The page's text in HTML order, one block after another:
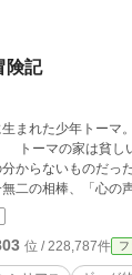
険記
まれた少年トーマ
トーマの家は貧し
分からないものだ
二の相棒、「心の
位 / 228,787件